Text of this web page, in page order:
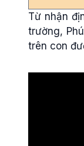
Từ nhận
trường,
trên con